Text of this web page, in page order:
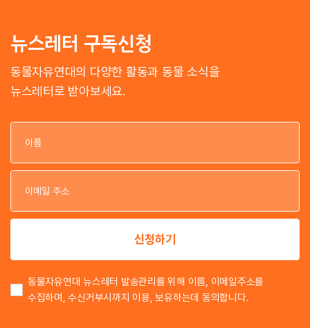
뉴스레터 구독신청
동물자유연대의 다양한 활동과 동물 소식을
뉴스레터로 받아보세요.
이
이
신청하기
동물자유연대 뉴스레터 발송관리를 위해 이름, 이메일주소를
수집하며, 수신거부시까지 이용, 보유하는데 동의합니다.